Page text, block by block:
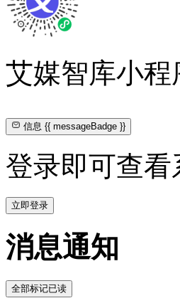
艾媒智库小程
信息{{ messageBadge }}
登录即可查看
立即登录
消息通知
全部标记已读